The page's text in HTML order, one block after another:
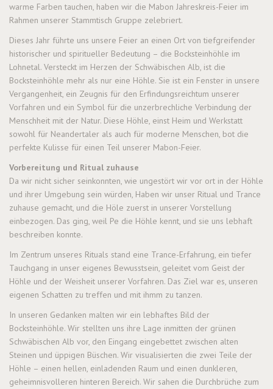
warme Farben tauchen, haben wir die Mabon Jahreskreis-Feier im
Rahmen unserer Stammtisch Gruppe zelebriert.
Dieses Jahr führte uns unsere Feier an einen Ort von tiefgreifender
historischer und spiritueller Bedeutung – die Bocksteinhöhle im
Lohnetal. Versteckt im Herzen der Schwäbischen Alb, ist die
Bocksteinhöhle mehr als nur eine Höhle. Sie ist ein Fenster in unsere
Vergangenheit, ein Zeugnis für den Erfindungsreichtum unserer
Vorfahren und ein Symbol für die unzerbrechliche Verbindung der
Menschheit mit der Natur. Diese Höhle, einst Heim und Werkstatt
sowohl für Neandertaler als auch für moderne Menschen, bot die
perfekte Kulisse für einen Teil unserer Mabon-Feier.
Vorbereitung und Ritual zuhause
Da wir nicht sicher seinkonnten, wie ungestört wir vor ort in der Höhle
und ihrer Umgebung sein würden, Haben wir unser Ritual und Trance
zuhause gemacht, und die Höle zuerst in unserer Vorstellung
einbezogen. Das ging, weil Pe die Höhle kennt, und sie uns lebhaft
beschreiben konnte.
Im Zentrum unseres Rituals stand eine Trance-Erfahrung, ein tiefer
Tauchgang in unser eigenes Bewusstsein, geleitet vom Geist der
Höhle und der Weisheit unserer Vorfahren. Das Ziel war es, unseren
eigenen Schatten zu treffen und mit ihmm zu tanzen.
In unseren Gedanken malten wir ein lebhaftes Bild der
Bocksteinhöhle. Wir stellten uns ihre Lage inmitten der grünen
Schwäbischen Alb vor, den Eingang eingebettet zwischen alten
Steinen und üppigen Büschen. Wir visualisierten die zwei Teile der
Höhle – einen hellen, einladenden Raum und einen dunkleren,
geheimnisvolleren hinteren Bereich. Wir sahen die Durchbrüche zum